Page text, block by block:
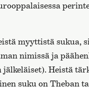
myyttistä sukua,
nimissä ja
jälkeläiset). Heistä
suku on Theban